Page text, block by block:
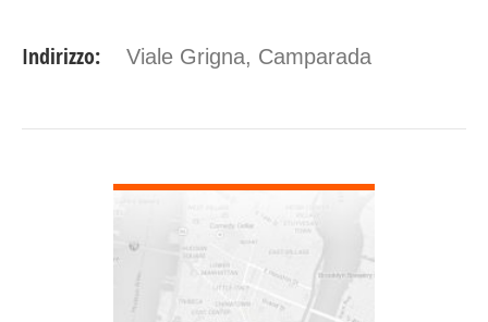
Indirizzo: Viale Grigna, Camparada